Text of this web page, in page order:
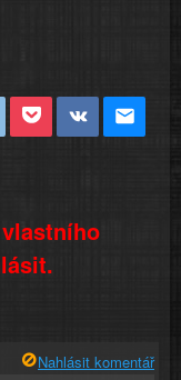
Nahlásit komentář